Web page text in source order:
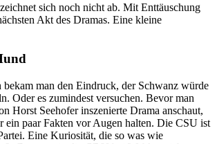
sich noch nicht ab. Mit Enttäuschung
Akt des Dramas. Eine kleine
bekam man den Eindruck, der Schwanz würde
Oder es zumindest versuchen. Bevor man
Horst Seehofer inszenierte Drama anschaut,
ein paar Fakten vor Augen halten. Die CSU ist
Eine Kuriosität, die so was wie